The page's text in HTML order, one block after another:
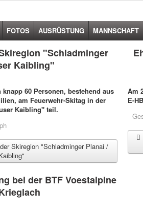
FOTOS AUSRÜSTUNG MANNSCHAFT
"Schladminger
Kaibling"
60 Personen, bestehend aus
am Feuerwehr-Skitag in der
Kaibling" teil.
Skiregion "Schladminger Planai /
Am
E-
bei der BTF Voestalpine